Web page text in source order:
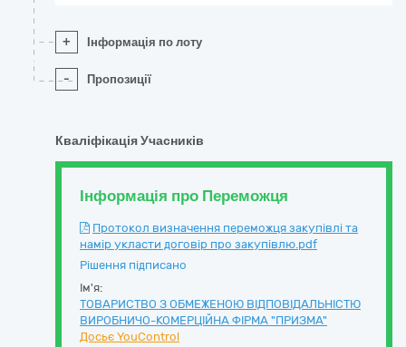
+ Інформація по лоту
- Пропозиції
Кваліфікація Учасників
Інформація про Переможця
Протокол визначення переможця закупівлі та
намір укласти договір про закупівлю.pdf
Рішення підписано
Ім'я:
ТОВАРИСТВО З ОБМЕЖЕНОЮ ВІДПОВІДАЛЬНІСТЮ
ВИРОБНИЧО-КОМЕРЦІЙНА ФІРМА "ПРИЗМА"
Досьє YouControl